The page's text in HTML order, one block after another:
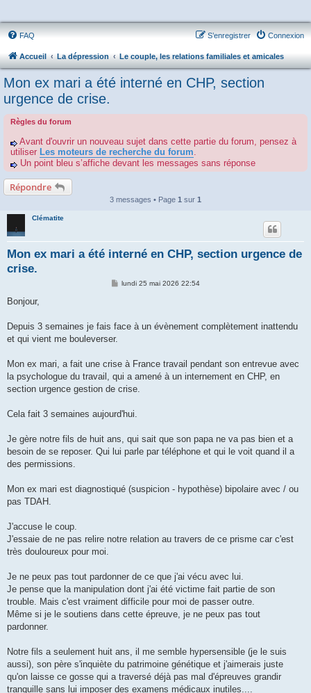
FAQ Connexion
S’enregistrer
Accueil La dépression Le couple, les relations familiales et amicales
Mon ex mari a été interné en CHP, section
urgence de crise.
Règles du forum
Avant d'ouvrir un nouveau sujet dans cette partie du forum, pensez à
utiliser Les moteurs de recherche du forum.
Un point bleu s’affiche devant les messages sans réponse
Répondre
3 messages • Page 1 sur 1
Clématite
Mon ex mari a été interné en CHP, section urgence de
crise.
M
g
lundi 25 mai 2026 22:54
Bonjour,
Depuis 3 semaines je fais face à un évènement complètement inattendu
et qui vient me bouleverser.
Mon ex mari, a fait une crise à France travail pendant son entrevue avec
la psychologue du travail, qui a amené à un internement en CHP, en
section urgence gestion de crise.
Cela fait 3 semaines aujourd'hui.
Je gère notre fils de huit ans, qui sait que son papa ne va pas bien et a
besoin de se reposer. Qui lui parle par téléphone et qui le voit quand il a
des permissions.
Mon ex mari est diagnostiqué (suspicion - hypothèse) bipolaire avec / ou
pas TDAH.
J'accuse le coup.
J'essaie de ne pas relire notre relation au travers de ce prisme car c'est
très douloureux pour moi.
Je ne peux pas tout pardonner de ce que j'ai vécu avec lui.
Je pense que la manipulation dont j'ai été victime fait partie de son
trouble. Mais c'est vraiment difficile pour moi de passer outre.
Même si je le soutiens dans cette épreuve, je ne peux pas tout
pardonner.
Notre fils a seulement huit ans, il me semble hypersensible (je le suis
aussi), son père s'inquiète du patrimoine génétique et j'aimerais juste
qu'on laisse ce gosse qui a traversé déjà pas mal d'épreuves grandir
tranquille sans lui imposer des examens médicaux inutiles....